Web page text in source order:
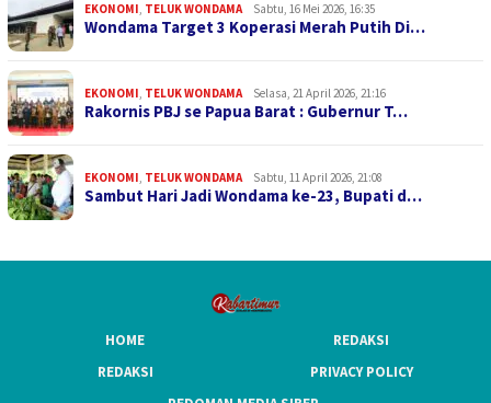
EKONOMI, TELUK WONDAMA Sabtu, 16 Mei 2026, 16:35
Wondama Target 3 Koperasi Merah Putih Di…
EKONOMI, TELUK WONDAMA Selasa, 21 April 2026, 21:16
Rakornis PBJ se Papua Barat : Gubernur T…
EKONOMI, TELUK WONDAMA Sabtu, 11 April 2026, 21:08
Sambut Hari Jadi Wondama ke-23, Bupati d…
HOME
REDAKSI
REDAKSI
PRIVACY POLICY